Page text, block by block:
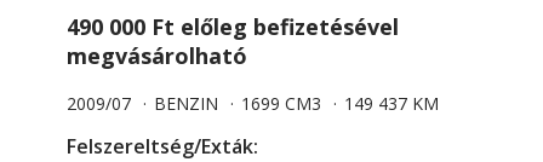
490 000 Ft előleg befizetésével
megvásárolható
2009/07 BENZIN 1699 CM3 149 437 KM
Felszereltség/Exták: